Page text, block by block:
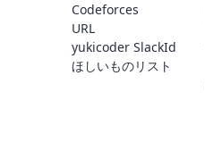
Codeforces
URL
yukicoder SlackId
ほしいものリスト